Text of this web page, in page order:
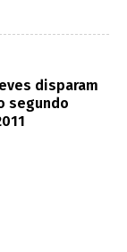
disparam
segundo